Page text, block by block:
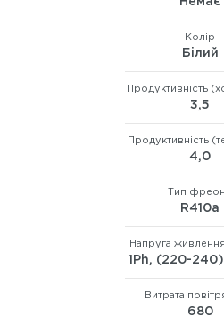
Колір
Бiлий
Продуктивність
3,5
Продуктивність
4,0
Тип
R410а
Напруга
1Ph, (220-
Витрата
680